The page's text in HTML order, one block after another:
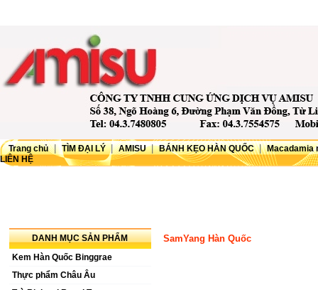
Trang chủ | TÌM ĐẠI LÝ | AMISU | BÁNH KẸO HÀN QUỐC | Macadamia
LIÊN HỆ
DANH MỤC SẢN PHẨM
Kem Hàn Quốc Binggrae
Thực phẩm Châu Âu
SamYang Hàn Quốc